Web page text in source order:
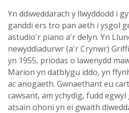
Yn ddiweddarach y llwyddodd i
ganddi ers tro pan aeth i ysgol
astudio'r piano a'r delyn. Yn
newyddiadurwr (a'r Crynwr)
yn 1955, priodas o lawenydd
Marion yn datblygu iddo, yn
ac anogaeth. Gwnaethant eu
cawsant, am ychydig, fudd
atsain ohoni yn ei gwaith